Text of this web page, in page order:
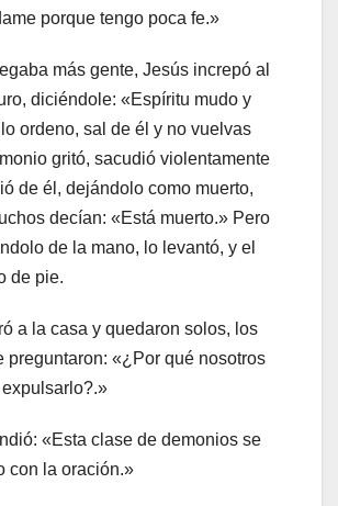
porque tengo poca fe.»
más gente, Jesús increpó al
diciéndole: «Espíritu mudo y
ordeno, sal de él y no vuelvas
gritó, sacudió violentamente
de él, dejándolo como muerto,
decían: «Está muerto.» Pero
de la mano, lo levantó, y el
de pie.
a la casa y quedaron solos, los
preguntaron: «¿Por qué nosotros
«Esta clase de demonios se
con la oración.»